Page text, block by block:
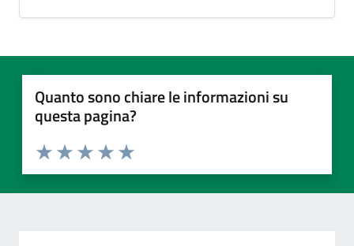
Quanto sono chiare le informazioni su
questa pagina?
Valuta 5 stelle su 5
Valuta 4 stelle su 5
Valuta 3 stelle su 5
Valuta 2 stelle su 5
Valuta 1 stelle su 5